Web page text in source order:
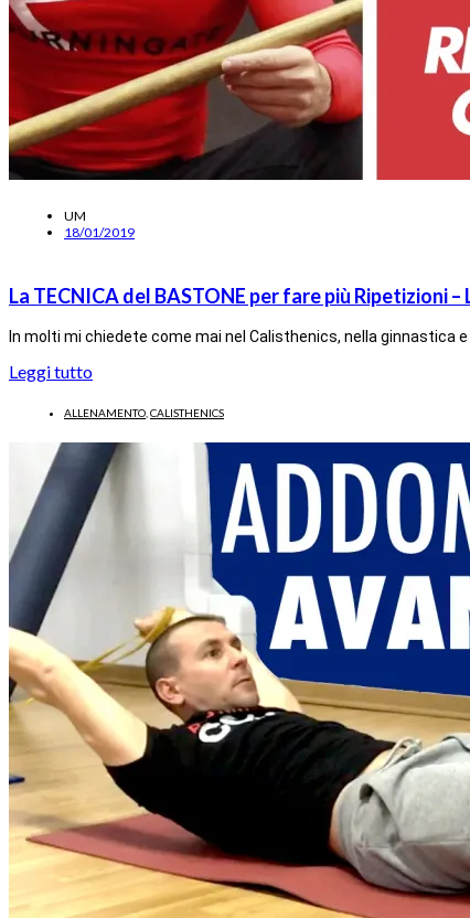
UM
18/01/2019
La TECNICA del BASTONE per fare più Ripetizioni
In molti mi chiedete come mai nel Calisthenics, nella ginnastica
Leggi tutto
ALLENAMENTO CALISTHENICS